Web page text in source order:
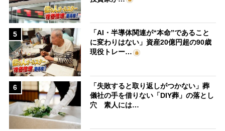
5
「AI・半導体関連が“本命”であること
に変わりはない」資産20億円超の90歳
現役トレー…
6
「失敗すると取り返しがつかない」葬
儀社の手を借りない「DIY葬」の落とし
穴 素人には…